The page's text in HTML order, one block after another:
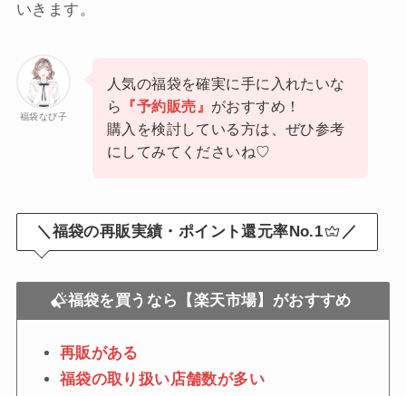
いきます。
福袋なび子
人気の福袋を確実に手に入れたいな
ら
『予約販売』 がおすすめ！
購入を検討している方は、ぜひ参考
にしてみてくださいね♡
＼福袋の再販実績・ポイント還元率No.1 ／
福袋を買うなら【楽天市場】がおすすめ
再販がある
福袋の取り扱い店舗数が多い